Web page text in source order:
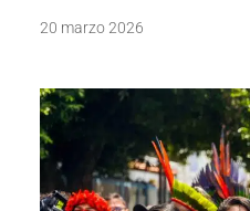
20 marzo 2026